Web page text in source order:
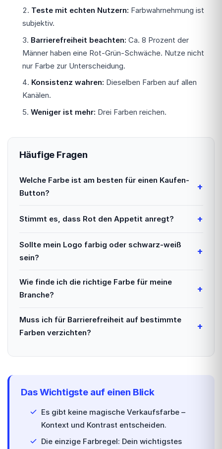
Teste mit echten Nutzern: Farbwahrnehmung ist
subjektiv.
Barrierefreiheit beachten: Ca. 8 Prozent der
Männer haben eine Rot-Grün-Schwäche. Nutze nicht
nur Farbe zur Unterscheidung.
Konsistenz wahren: Dieselben Farben auf allen
Kanälen.
Weniger ist mehr: Drei Farben reichen.
Häufige Fragen
Welche Farbe ist am besten für einen Kaufen-
Button?
Stimmt es, dass Rot den Appetit anregt?
Sollte mein Logo farbig oder schwarz-weiß
sein?
Wie finde ich die richtige Farbe für meine
Branche?
Muss ich für Barrierefreiheit auf bestimmte
Farben verzichten?
Das Wichtigste auf einen Blick
Es gibt keine magische Verkaufsfarbe –
Kontext und Kontrast entscheiden.
Die einzige Farbregel: Dein wichtigstes